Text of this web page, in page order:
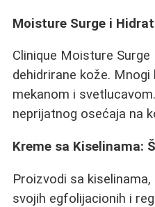
Moisture Surge i
Clinique Moisture
dehidrirane kože.
mekanom i
neprijatnog osećaja na
Kreme sa Kiselinama:
Proizvodi sa
svojih egfolijacionih i